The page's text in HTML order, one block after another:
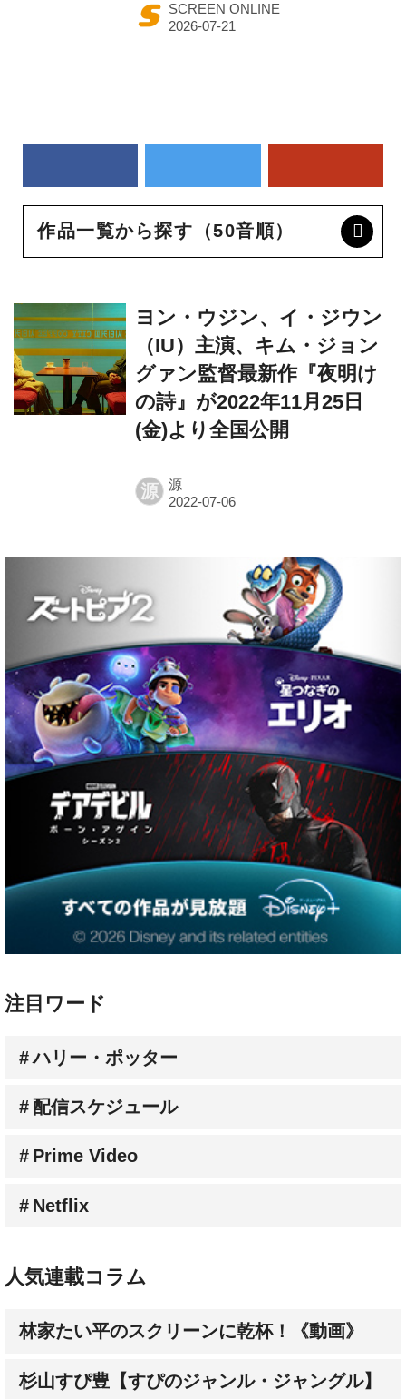
SCREEN ONLINE
作品一覧から探す（50音順）
グァン監督最新作『夜明け
の詩』が2022年11月25日
(金)より全国公開
源 源
注目ワード
ハリー・ポッター
配信スケジュール
Prime Video
Netflix
林家たい平のスクリーンに乾杯！《動画》
杉山すぴ豊【すぴのジャンル・ジャングル】
3人の批評家が選ぶ【オススメ新作映画】